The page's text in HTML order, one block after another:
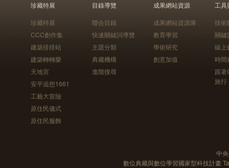
珍藏特展
珍藏特展
CCC創作集
建築排排站
建築轉轉樂
天地宮
安平追想1661
工藝大冒險
原住民儀式
原住民服飾
目錄導覽
聯合目錄
快速關鍵詞導覽
主題分類
典藏機構
進階搜尋
成果網站資源
成果網站資源庫
教育學習
學術研究
創意加值
工具
技術
關鍵
線上
時間
跟
旅行
中
數位典藏與數位學習國家型科技計畫